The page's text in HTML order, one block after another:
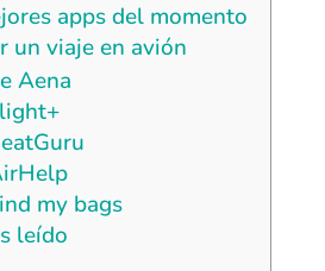
apps del momento
un viaje en avión
Aena
my bags
leído